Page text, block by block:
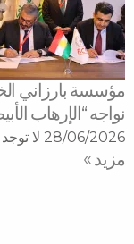
مؤسسة بارزاني
نواجه “الإرهاب
28/06/2026 لا
مزید »